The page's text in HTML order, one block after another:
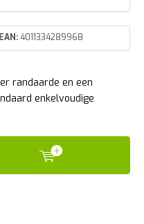
EAN:4011334289968
randaarde en een
enkelvoudige